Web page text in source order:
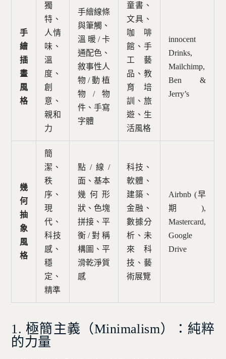
手
繪
插
畫
風
格
獨
特、
人情
味、
溫
度、
創
意、
親和
力
手繪線條
與筆觸、
溫暖/卡
通配色、
敘事性人
物/動植
物/物
件、手寫
字體
童書、
文具、
咖啡
館、手
工藝
品、教
育培
訓、旅
遊、生
活風格
innocent
Drinks,
Mailchimp,
Ben &
Jerry’s
幾
何
抽
象
風
格
簡
潔、
秩
序、
現
代、
科技
感、
穩
定、
精準
點/線/
面、基本
幾何形
狀、色塊
拼接、平
衡/對稱
構圖、平
滑乾淨質
感
科技、
軟體、
建築、
金融、
數據分
析、未
來科
技、藝
術展覽
Airbnb (早
期),
Mastercard,
Google
Drive
1. 極簡主義（Minimalism）：純粹
的力量